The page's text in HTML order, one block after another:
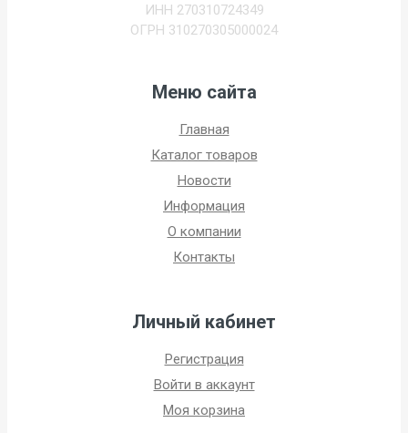
ИНН 270310724349
ОГРН 310270305000024
Меню сайта
Главная
Каталог товаров
Новости
Информация
О компании
Контакты
Личный кабинет
Регистрация
Войти в аккаунт
Моя корзина